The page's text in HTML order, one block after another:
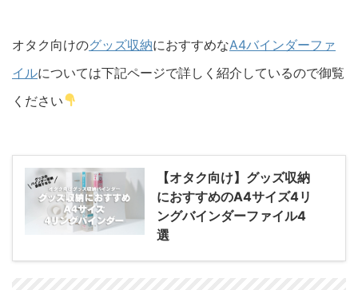
オタク向けのグッズ収納におすすめなA4バインダーファ
イルについては下記ページで詳しく紹介しているので御覧
ください
【オタク向け】グッズ収納
におすすめのA4サイズ4リ
ングバインダーファイル4
選